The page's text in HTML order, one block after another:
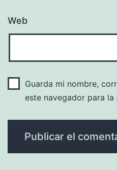
Web
Guarda mi nombre,
este navegador para